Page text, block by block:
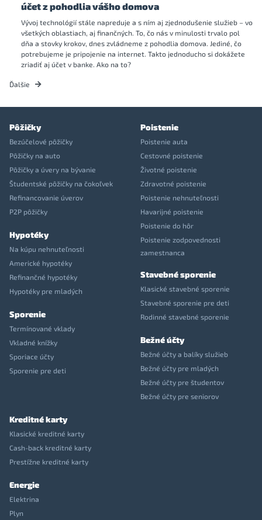
účet z pohodlia vášho domova
Vývoj technológií stále napreduje a s ním aj zjednodušenie služieb – vo
všetkých oblastiach, aj finančných. To, čo nás v minulosti trvalo pol
dňa a stovky krokov, dnes zvládneme z pohodlia domova. Jediné, čo
potrebujeme je pripojenie na internet. Takto jednoducho si dokážete
zriadiť aj účet v banke. Ako na to?
Ďalšie
Pôžičky
Bezúčelové pôžičky
Pôžičky na auto
Pôžičky a úvery na bývanie
Študentské pôžičky na čokoľvek
Refinancovanie úverov
P2P pôžičky
Hypotéky
Na kúpu nehnuteľnosti
Americké hypotéky
Refinančné hypotéky
Hypotéky pre mladých
Sporenie
Termínované vklady
Vkladné knížky
Sporiace účty
Sporenie pre deti
Poistenie
Poistenie auta
Cestovné poistenie
Životné poistenie
Zdravotné poistenie
Poistenie nehnuteľnosti
Havarijné poistenie
Poistenie do hôr
Poistenie zodpovednosti
zamestnanca
Stavebné sporenie
Klasické stavebné sporenie
Stavebné sporenie pre deti
Rodinné stavebné sporenie
Bežné účty
Bežné účty a balíky služieb
Bežné účty pre mladých
Bežné účty pre študentov
Bežné účty pre seniorov
Kreditné karty
Klasické kreditné karty
Cash-back kreditné karty
Prestížne kreditné karty
Energie
Elektrina
Plyn